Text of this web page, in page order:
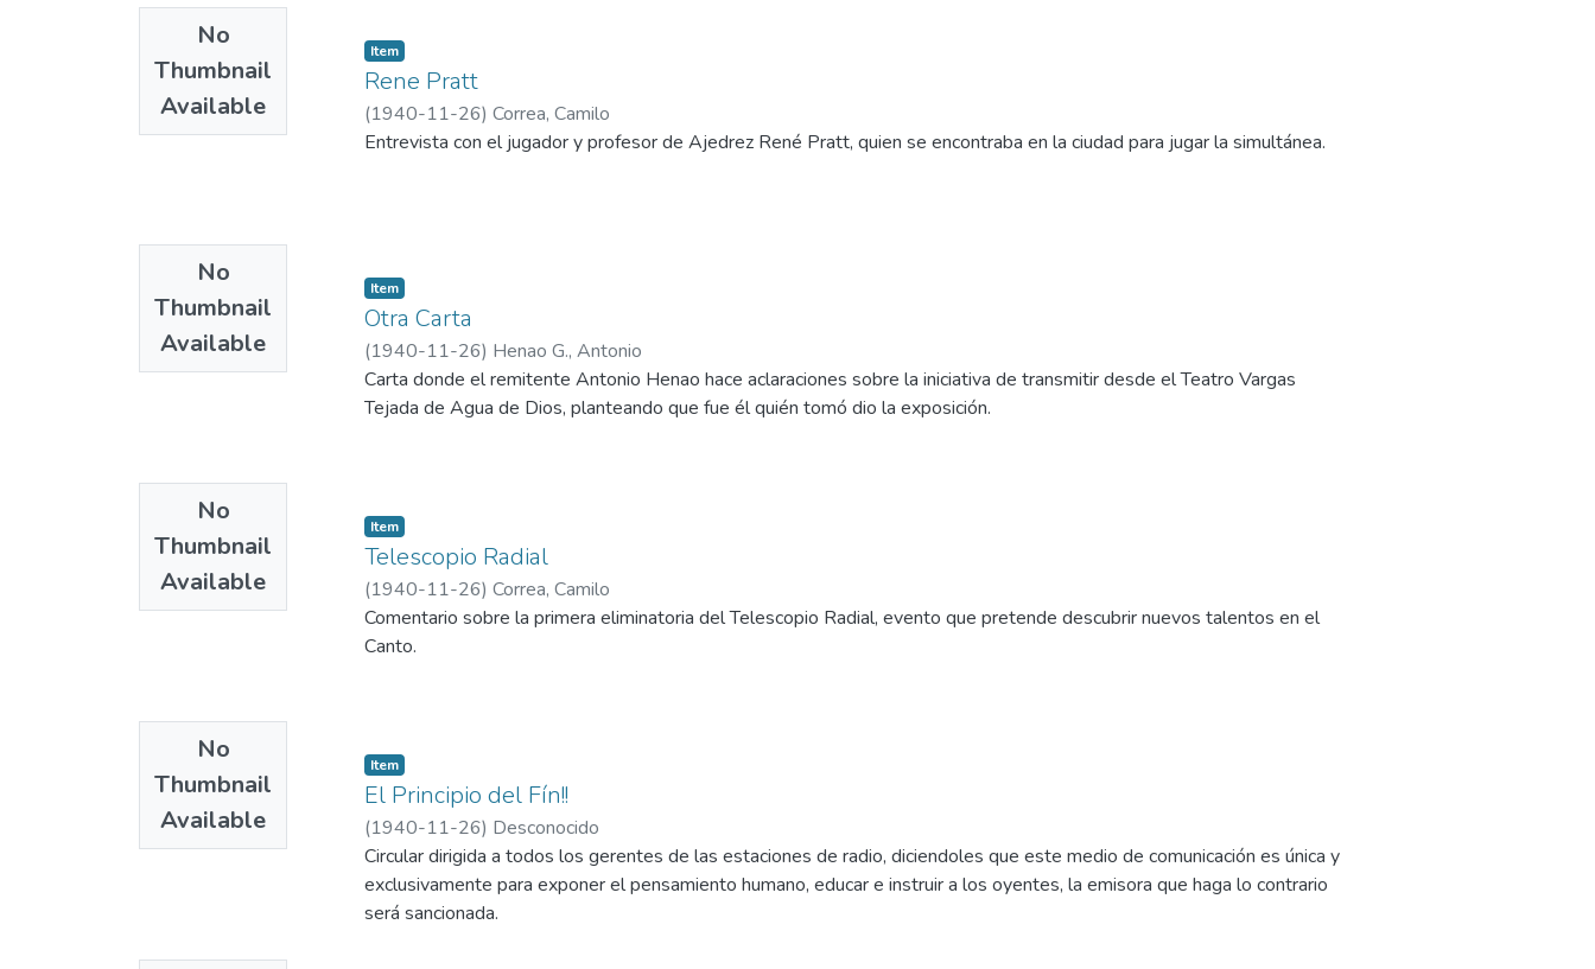
No
Thumbnail
Available
No
Thumbnail
Available
Item
Rene Pratt
(1940-11-26) Correa, Camilo
Entrevista con el jugador y profesor de Ajedrez René Pratt, quien se encontraba en la ciudad para jugar la simultánea.
No
Thumbnail
Available
Item
Otra Carta
(1940-11-26) Henao G., Antonio
Carta donde el remitente Antonio Henao hace aclaraciones sobre la iniciativa de transmitir desde el Teatro Vargas
Tejada de Agua de Dios, planteando que fue él quién tomó dio la exposición.
No
Thumbnail
Available
Item
Telescopio Radial
(1940-11-26) Correa, Camilo
Comentario sobre la primera eliminatoria del Telescopio Radial, evento que pretende descubrir nuevos talentos en el
Canto.
Item
El Principio del Fín!!
(1940-11-26) Desconocido
Circular dirigida a todos los gerentes de las estaciones de radio, diciendoles que este medio de comunicación es única y
exclusivamente para exponer el pensamiento humano, educar e instruir a los oyentes, la emisora que haga lo contrario
será sancionada.